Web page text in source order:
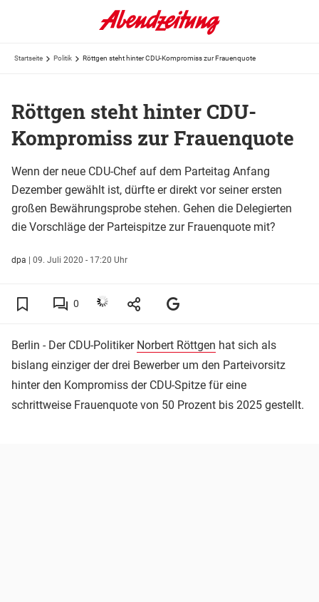
Startseite Politik Röttgen steht hinter CDU-Kompromiss zur Frauenquote
Röttgen steht hinter CDU-
Kompromiss zur Frauenquote
Wenn der neue CDU-Chef auf dem Parteitag Anfang
Dezember gewählt ist, dürfte er direkt vor seiner ersten
großen Bewährungsprobe stehen. Gehen die Delegierten
die Vorschläge der Parteispitze zur Frauenquote mit?
dpa | 09. Juli 2020 - 17:20 Uhr
0
Berlin - Der CDU-Politiker Norbert Röttgen hat sich als
bislang einziger der drei Bewerber um den Parteivorsitz
hinter den Kompromiss der CDU-Spitze für eine
schrittweise Frauenquote von 50 Prozent bis 2025 gestellt.